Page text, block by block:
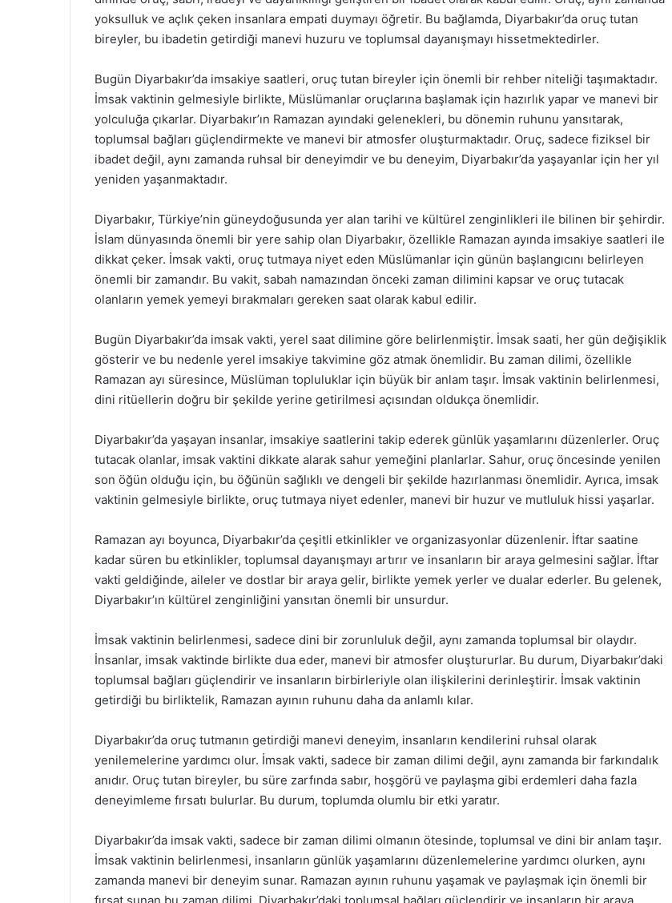
yoksulluk ve açlık çeken insanlara empati duymayı öğretir. Bu bağlamda, Diyarbakır’da oruç tutan
bireyler, bu ibadetin getirdiği manevi huzuru ve toplumsal dayanışmayı hissetmektedirler.
Bugün Diyarbakır’da imsakiye saatleri, oruç tutan bireyler için önemli bir rehber niteliği taşımaktadır.
İmsak vaktinin gelmesiyle birlikte, Müslümanlar oruçlarına başlamak için hazırlık yapar ve manevi bir
yolculuğa çıkarlar. Diyarbakır’ın Ramazan ayındaki gelenekleri, bu dönemin ruhunu yansıtarak,
toplumsal bağları güçlendirmekte ve manevi bir atmosfer oluşturmaktadır. Oruç, sadece fiziksel bir
ibadet değil, aynı zamanda ruhsal bir deneyimdir ve bu deneyim, Diyarbakır’da yaşayanlar için her yıl
yeniden yaşanmaktadır.
Diyarbakır, Türkiye’nin güneydoğusunda yer alan tarihi ve kültürel zenginlikleri ile bilinen bir şehirdir.
İslam dünyasında önemli bir yere sahip olan Diyarbakır, özellikle Ramazan ayında imsakiye saatleri ile
dikkat çeker. İmsak vakti, oruç tutmaya niyet eden Müslümanlar için günün başlangıcını belirleyen
önemli bir zamandır. Bu vakit, sabah namazından önceki zaman dilimini kapsar ve oruç tutacak
olanların yemek yemeyi bırakmaları gereken saat olarak kabul edilir.
Bugün Diyarbakır’da imsak vakti, yerel saat dilimine göre belirlenmiştir. İmsak saati, her gün değişiklik
gösterir ve bu nedenle yerel imsakiye takvimine göz atmak önemlidir. Bu zaman dilimi, özellikle
Ramazan ayı süresince, Müslüman topluluklar için büyük bir anlam taşır. İmsak vaktinin belirlenmesi,
dini ritüellerin doğru bir şekilde yerine getirilmesi açısından oldukça önemlidir.
Diyarbakır’da yaşayan insanlar, imsakiye saatlerini takip ederek günlük yaşamlarını düzenlerler. Oruç
tutacak olanlar, imsak vaktini dikkate alarak sahur yemeğini planlarlar. Sahur, oruç öncesinde yenilen
son öğün olduğu için, bu öğünün sağlıklı ve dengeli bir şekilde hazırlanması önemlidir. Ayrıca, imsak
vaktinin gelmesiyle birlikte, oruç tutmaya niyet edenler, manevi bir huzur ve mutluluk hissi yaşarlar.
Ramazan ayı boyunca, Diyarbakır’da çeşitli etkinlikler ve organizasyonlar düzenlenir. İftar saatine
kadar süren bu etkinlikler, toplumsal dayanışmayı artırır ve insanların bir araya gelmesini sağlar. İftar
vakti geldiğinde, aileler ve dostlar bir araya gelir, birlikte yemek yerler ve dualar ederler. Bu gelenek,
Diyarbakır’ın kültürel zenginliğini yansıtan önemli bir unsurdur.
İmsak vaktinin belirlenmesi, sadece dini bir zorunluluk değil, aynı zamanda toplumsal bir olaydır.
İnsanlar, imsak vaktinde birlikte dua eder, manevi bir atmosfer oluştururlar. Bu durum, Diyarbakır’daki
toplumsal bağları güçlendirir ve insanların birbirleriyle olan ilişkilerini derinleştirir. İmsak vaktinin
getirdiği bu birliktelik, Ramazan ayının ruhunu daha da anlamlı kılar.
Diyarbakır’da oruç tutmanın getirdiği manevi deneyim, insanların kendilerini ruhsal olarak
yenilemelerine yardımcı olur. İmsak vakti, sadece bir zaman dilimi değil, aynı zamanda bir farkındalık
anıdır. Oruç tutan bireyler, bu süre zarfında sabır, hoşgörü ve paylaşma gibi erdemleri daha fazla
deneyimleme fırsatı bulurlar. Bu durum, toplumda olumlu bir etki yaratır.
Diyarbakır’da imsak vakti, sadece bir zaman dilimi olmanın ötesinde, toplumsal ve dini bir anlam taşır.
İmsak vaktinin belirlenmesi, insanların günlük yaşamlarını düzenlemelerine yardımcı olurken, aynı
zamanda manevi bir deneyim sunar. Ramazan ayının ruhunu yaşamak ve paylaşmak için önemli bir